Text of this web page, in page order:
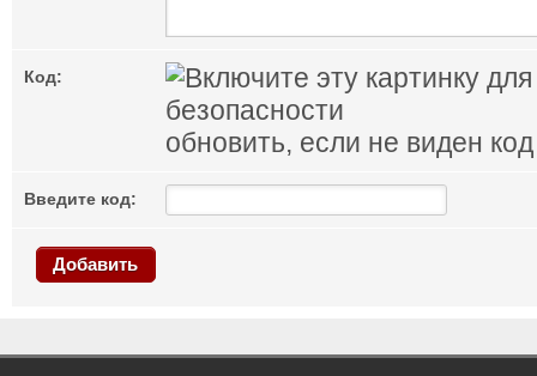
Код:
обновить, если не виден код
Введите код:
Добавить